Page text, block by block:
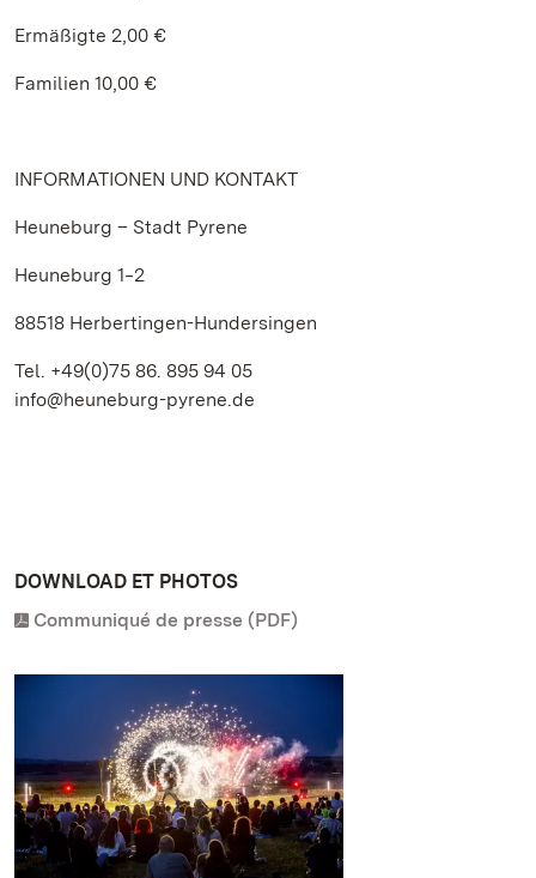
Ermäßigte 2,00 €
Familien 10,00 €
INFORMATIONEN UND KONTAKT
Heuneburg – Stadt Pyrene
Heuneburg 1‒2
88518 Herbertingen-Hundersingen
Tel. +49(0)75 86. 895 94 05
info@heuneburg-pyrene.de
DOWNLOAD ET PHOTOS
Communiqué de presse (PDF)